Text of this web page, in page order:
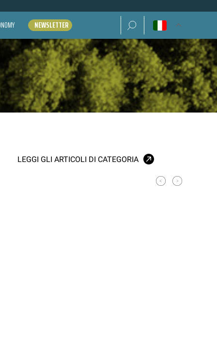
NEWSLETTER Ricerca per:
LEGGI GLI ARTICOLI DI CATEGORIA